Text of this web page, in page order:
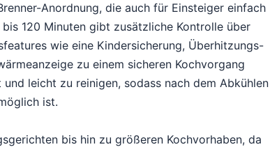
Anordnung, die auch für Einsteiger einfach
120 Minuten gibt zusätzliche Kontrolle über
wie eine Kindersicherung, Überhitzungs-
zu einem sicheren Kochvorgang
leicht zu reinigen, sodass nach dem Abkühlen
ist.
bis hin zu größeren Kochvorhaben, da